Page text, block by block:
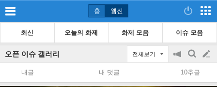
홈 웹진
최신 오늘의 화제 화제 모음 이슈 모음
오픈 이슈 갤러리 전체보기
공
지
on/off
검
색
글
쓰
내글 내 댓글 10추글